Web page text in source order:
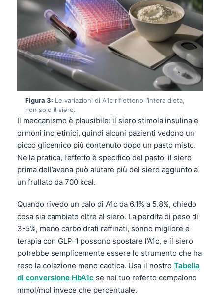
Figura 3: Le variazioni di A1c riflettono l’intera dieta,
non solo il siero.
Il meccanismo è plausibile: il siero stimola insulina e
ormoni incretinici, quindi alcuni pazienti vedono un
picco glicemico più contenuto dopo un pasto misto.
Nella pratica, l’effetto è specifico del pasto; il siero
prima dell’avena può aiutare più del siero aggiunto a
un frullato da 700 kcal.
Quando rivedo un calo di A1c da 6.1% a 5.8%, chiedo
cosa sia cambiato oltre al siero. La perdita di peso di
3-5%, meno carboidrati raffinati, sonno migliore e
terapia con GLP-1 possono spostare l’A1c, e il siero
potrebbe semplicemente essere lo strumento che ha
reso la colazione meno caotica. Usa il nostro Tabella
di conversione HbA1c se nel tuo referto compaiono
mmol/mol invece che percentuale.